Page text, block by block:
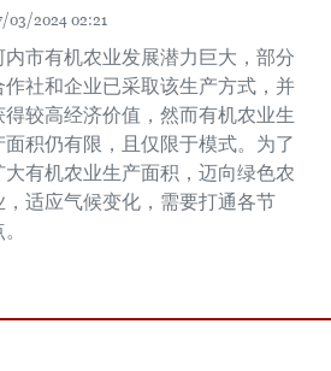
03/2024 02:21
内市有机农业发展潜力巨大，部分
作社和企业已采取该生产方式，并
得较高经济价值，然而有机农业生
面积仍有限，且仅限于模式。为了
大有机农业生产面积，迈向绿色农
，适应气候变化，需要打通各节